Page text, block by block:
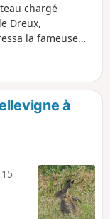
chargé
Dreux,
la fameuse
des
ou empierrés le
à